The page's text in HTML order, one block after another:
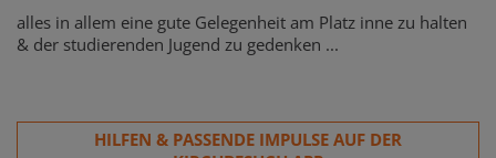
alles in allem eine gute Gelegenheit am Platz inne zu halten
& der studierenden Jugend zu gedenken ...
HILFEN & PASSENDE IMPULSE AUF DER